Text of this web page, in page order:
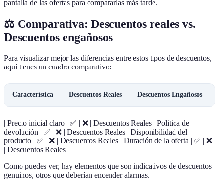
pantalla de las ofertas para compararlas más tarde.
⚖️ Comparativa: Descuentos reales vs.
Descuentos engañosos
Para visualizar mejor las diferencias entre estos tipos de descuentos,
aquí tienes un cuadro comparativo:
Característica Descuentos Reales Descuentos Engañosos
| Precio inicial claro | ✅ | ❌ | Descuentos Reales | Politica de
devolución | ✅ | ❌ | Descuentos Reales | Disponibilidad del
producto | ✅ | ❌ | Descuentos Reales | Duración de la oferta | ✅ | ❌
| Descuentos Reales
Como puedes ver, hay elementos que son indicativos de descuentos
genuinos, otros que deberían encender alarmas.